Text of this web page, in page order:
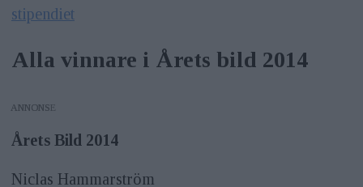
stipendiet
Alla vinnare i Årets bild 2014
ANNONS
Årets Bild 2014
Niclas Hammarström